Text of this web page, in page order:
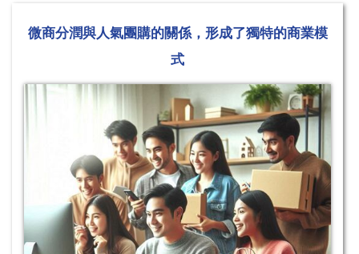
微商分潤與人氣團購的關係，形成了獨特的商業模
式